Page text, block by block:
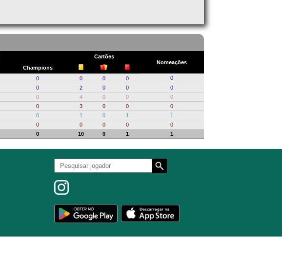
Cartões
Nomeações
Champions
0 0 0 0
0
0 2 0 0
0
0 4 0 0
0
0 3 0 0
0
0 1 0 1
1
0 0 0 0
0
0 10 0 1 1